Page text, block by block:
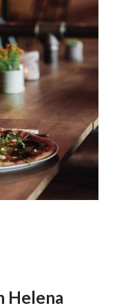
Helena